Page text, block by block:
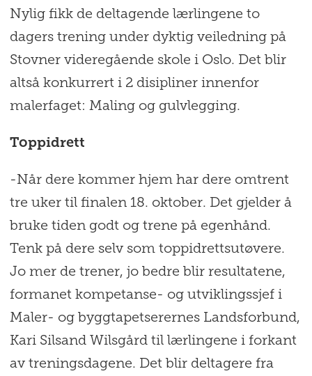
Nylig fikk de deltagende lærlingene to
dagers trening under dyktig veiledning på
Stovner videregående skole i Oslo. Det blir
altså konkurrert i 2 disipliner innenfor
malerfaget: Maling og gulvlegging.
Toppidrett
-Når dere kommer hjem har dere omtrent
tre uker til finalen 18. oktober. Det gjelder å
bruke tiden godt og trene på egenhånd.
Tenk på dere selv som toppidrettsutøvere.
Jo mer de trener, jo bedre blir resultatene,
formanet kompetanse- og utviklingssjef i
Maler- og byggtapetserernes Landsforbund,
Kari Silsand Wilsgård til lærlingene i forkant
av treningsdagene. Det blir deltagere fra